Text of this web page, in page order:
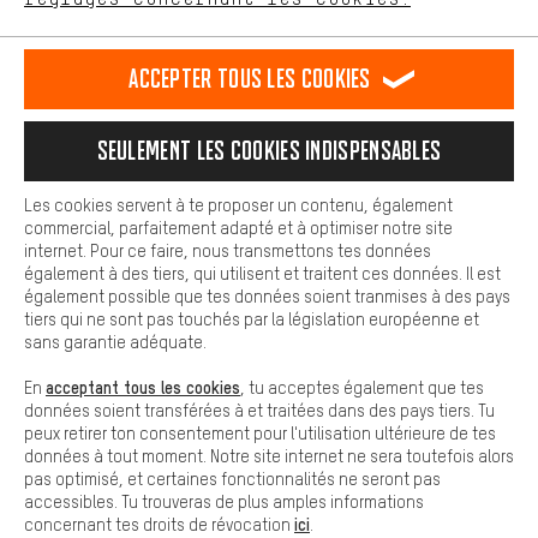
RÉSILIER LE CONTRAT Communauté d'Aix-la-Chapelle
Programme d'affiliation Mentions Légales Protection des données
Conditions générales de vente Plateforme d'Alerte
Reprise des batteries Corepile Paramètres de cookies
Modifier le contraste
Tous les prix s'entendent en euros (MwSt hors) plus les
frais de portpour la livraison versÉtats-Unis.
est plus confortable. Avec les cookies de confort, nous
Nous pouvons ainsi mettre à ta disposition d'autres contenus et
informations utiles. De plus, tu as la possibilité d'utiliser des
facilement les bons produits. Par exemple, nous proposons une
facilement aux questions.
Cookies de base
Les cookies de base garantissent que tu puisses utiliser les
fonctions de notre site web.
Accepter tous les cookies
Seulement les cookies indispensables
Les cookies servent à te proposer un contenu, également
commercial, parfaitement adapté et à optimiser notre site
internet. Pour ce faire, nous transmettons tes données
également à des tiers, qui utilisent et traitent ces données. Il est
également possible que tes données soient tranmises à des pays
tiers qui ne sont pas touchés par la législation européenne et
sans garantie adéquate.
En acceptant tous les cookies , tu acceptes également que tes
données soient transférées à et traitées dans des pays tiers. Tu
peux retirer ton consentement pour l'utilisation ultérieure de tes
données à tout moment. Notre site internet ne sera toutefois alors
pas optimisé, et certaines fonctionnalités ne seront pas
accessibles. Tu trouveras de plus amples informations
concernant tes droits de révocation ici